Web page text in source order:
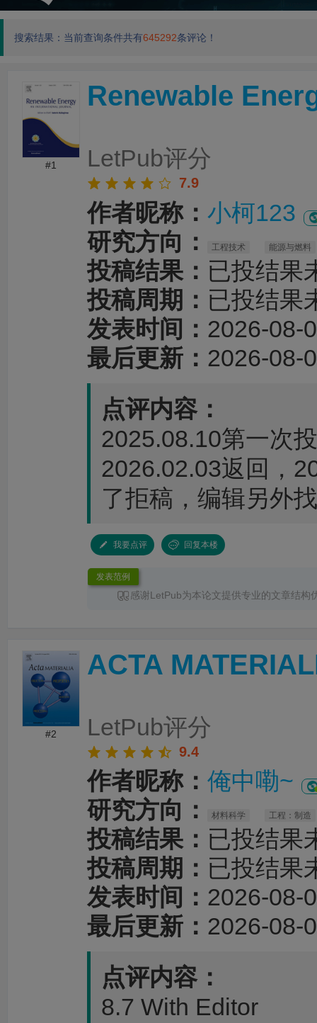
搜索结果：当前查询条件共有645292条评论！
#1
Renewable
LetPub评分
7.9
作者昵称： 小柯123
研究方向：
工程技术 能源与燃料
投稿结果： 已投结果
投稿周期： 已投结果
发表时间： 2026-08-
最后更新： 2026-08-
点评内容：
2025.08.10第一次
2026.02.03返回，
了拒稿，编辑另外
我要点评 回复本楼
发表范例
感谢LetPub为本论文提供专业的文章结构
景、材料设计思路、性能分析及机理讨论之间
清晰，论文创新点也得到了更加突出的呈现。
整个服务过程中沟通及时、反馈高效，修改
有针对性，为论文顺利投稿并发表于
提供了重要帮助。
#2
ACTA
LetPub评分
9.4
作者昵称： 俺中嘞~
研究方向：
材料科学 工程：制造
投稿结果： 已投结果
投稿周期： 已投结果
发表时间： 2026-08-
最后更新： 2026-08-
点评内容：
8.7 With Editor